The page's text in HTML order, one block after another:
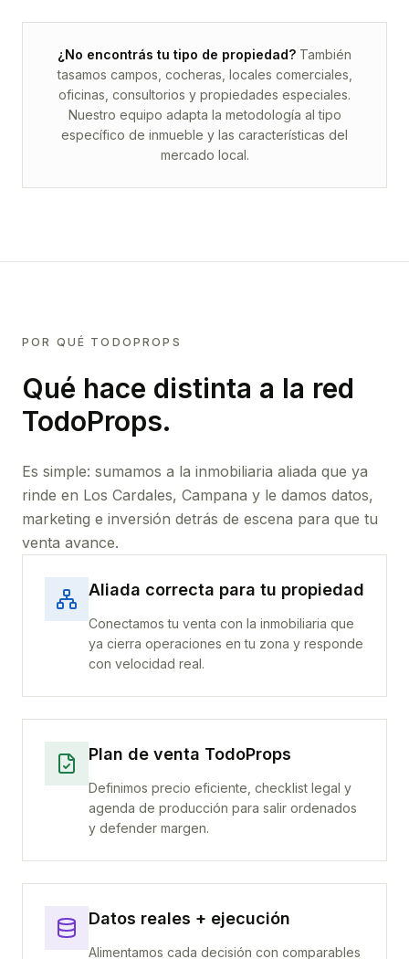
¿No encontrás tu tipo de propiedad? También
tasamos campos, cocheras, locales comerciales,
oficinas, consultorios y propiedades especiales.
Nuestro equipo adapta la metodología al tipo
específico de inmueble y las características del
mercado local.
POR QUÉ TODOPROPS
Qué hace distinta a la red
TodoProps.
Es simple: sumamos a la inmobiliaria aliada que ya
rinde en Los Cardales, Campana y le damos datos,
marketing e inversión detrás de escena para que tu
venta avance.
Aliada correcta para tu propiedad
Conectamos tu venta con la inmobiliaria que
ya cierra operaciones en tu zona y responde
con velocidad real.
Plan de venta TodoProps
Definimos precio eficiente, checklist legal y
agenda de producción para salir ordenados
y defender margen.
Datos reales + ejecución
Alimentamos cada decisión con comparables